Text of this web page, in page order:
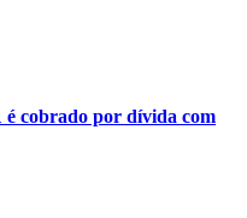
cobrado por dívida com